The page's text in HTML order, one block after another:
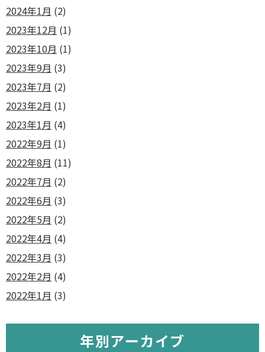
2024年1月 (2)
2023年12月 (1)
2023年10月 (1)
2023年9月 (3)
2023年7月 (2)
2023年2月 (1)
2023年1月 (4)
2022年9月 (1)
2022年8月 (11)
2022年7月 (2)
2022年6月 (3)
2022年5月 (2)
2022年4月 (4)
2022年3月 (3)
2022年2月 (4)
2022年1月 (3)
年別アーカイブ